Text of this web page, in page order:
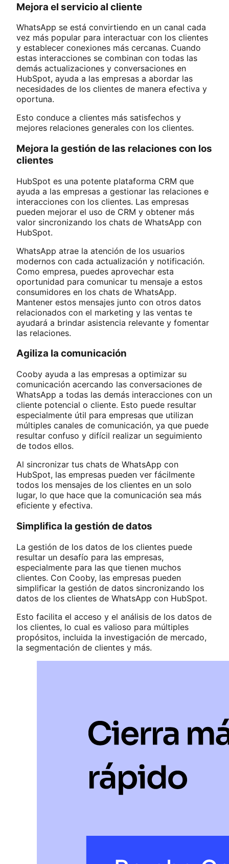
Mejora el servicio al cliente
WhatsApp se está convirtiendo en un canal cada
vez más popular para interactuar con los clientes
y establecer conexiones más cercanas. Cuando
estas interacciones se combinan con todas las
demás actualizaciones y conversaciones en
HubSpot, ayuda a las empresas a abordar las
necesidades de los clientes de manera efectiva y
oportuna.
Esto conduce a clientes más satisfechos y
mejores relaciones generales con los clientes.
Mejora la gestión de las relaciones con los
clientes
HubSpot es una potente plataforma CRM que
ayuda a las empresas a gestionar las relaciones e
interacciones con los clientes. Las empresas
pueden mejorar el uso de CRM y obtener más
valor sincronizando los chats de WhatsApp con
HubSpot.
WhatsApp atrae la atención de los usuarios
modernos con cada actualización y notificación.
Como empresa, puedes aprovechar esta
oportunidad para comunicar tu mensaje a estos
consumidores en los chats de WhatsApp.
Mantener estos mensajes junto con otros datos
relacionados con el marketing y las ventas te
ayudará a brindar asistencia relevante y fomentar
las relaciones.
Agiliza la comunicación
Cooby ayuda a las empresas a optimizar su
comunicación acercando las conversaciones de
WhatsApp a todas las demás interacciones con un
cliente potencial o cliente. Esto puede resultar
especialmente útil para empresas que utilizan
múltiples canales de comunicación, ya que puede
resultar confuso y difícil realizar un seguimiento
de todos ellos.
Al sincronizar tus chats de WhatsApp con
HubSpot, las empresas pueden ver fácilmente
todos los mensajes de los clientes en un solo
lugar, lo que hace que la comunicación sea más
eficiente y efectiva.
Simplifica la gestión de datos
La gestión de los datos de los clientes puede
resultar un desafío para las empresas,
especialmente para las que tienen muchos
clientes. Con Cooby, las empresas pueden
simplificar la gestión de datos sincronizando los
datos de los clientes de WhatsApp con HubSpot.
Esto facilita el acceso y el análisis de los datos de
los clientes, lo cual es valioso para múltiples
propósitos, incluida la investigación de mercado,
la segmentación de clientes y más.